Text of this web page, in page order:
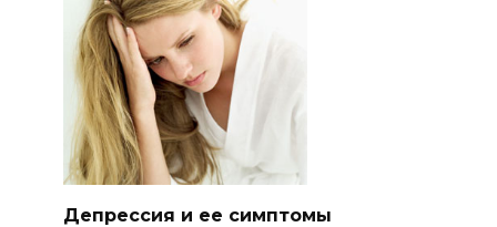
Депрессия и ее симптомы